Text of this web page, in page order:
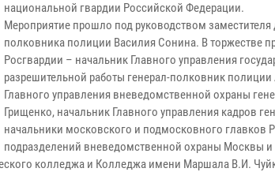
национальной гвардии Российской Федерации.
Мероприятие прошло под руководством заместителя
полковника полиции Василия Сонина. В торжестве
Росгвардии – начальник Главного управления
разрешительной работы генерал-полковник
Главного управления вневедомственной охраны
Грищенко, начальник Главного управления кадров
начальники московского и подмосковного главков
подразделений вневедомственной охраны Москвы и
колледжа и Колледжа имени Маршала В.И.